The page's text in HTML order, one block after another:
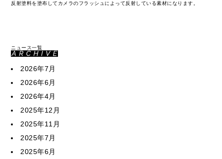
反射塗料を塗布してカメラのフラッシュによって反射している素材になります。
ニュース一覧
2026年7月
2026年6月
2026年4月
2025年12月
2025年11月
2025年7月
2025年6月